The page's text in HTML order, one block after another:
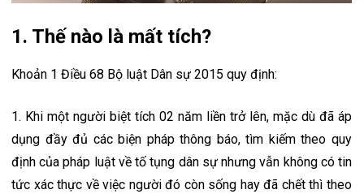
1. Thế nào là mất tích?
Khoản 1 Điều 68 Bộ luật Dân sự 2015 quy định:
1. Khi một người biệt tích 02 năm liền trở lên, mặc dù đã áp
dụng đầy đủ các biện pháp thông báo, tìm kiếm theo quy
định của pháp luật về tố tụng dân sự nhưng vẫn không có tin
tức xác thực về việc người đó còn sống hay đã chết thì theo